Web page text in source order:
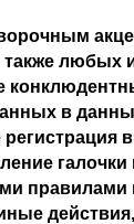
любых
в
галочки
правилами
действия,